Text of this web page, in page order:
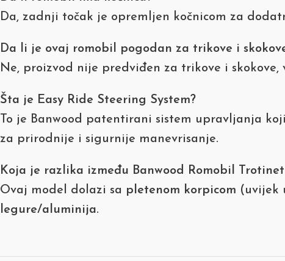
Da, zadnji točak je opremljen kočnicom za
Da li je ovaj romobil pogodan za trikove i
Ne, proizvod nije predviđen za trikove i
Šta je Easy Ride Steering System?
To je Banwood patentirani sistem upravljanja
za prirodnije i sigurnije manevrisanje.
Koja je razlika između Banwood Romobil
Ovaj model dolazi sa pletenom korpicom (uvijek
legure/aluminija.